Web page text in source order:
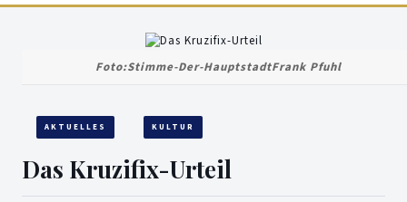
Foto:Stimme-Der-HauptstadtFrank Pfuhl
AKTUELLES KULTUR
Das Kruzifix-Urteil